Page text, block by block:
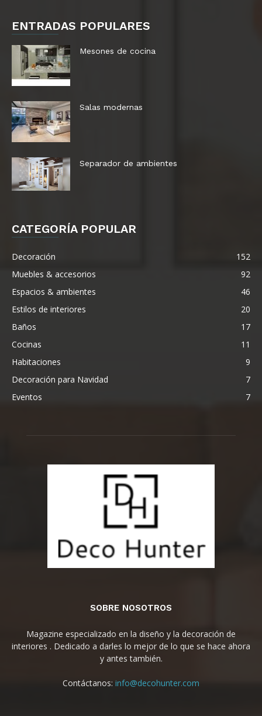
ENTRADAS POPULARES
Mesones de cocina
Salas modernas
Separador de ambientes
CATEGORÍA POPULAR
Decoración
152
Muebles & accesorios
92
Espacios & ambientes
46
Estilos de interiores
20
Baños
17
Cocinas
11
Habitaciones
9
Decoración para Navidad
7
Eventos
7
SOBRE NOSOTROS
Magazine especializado en la diseño y la decoración de
interiores . Dedicado a darles lo mejor de lo que se hace ahora
y antes también.
Contáctanos: info@decohunter.com